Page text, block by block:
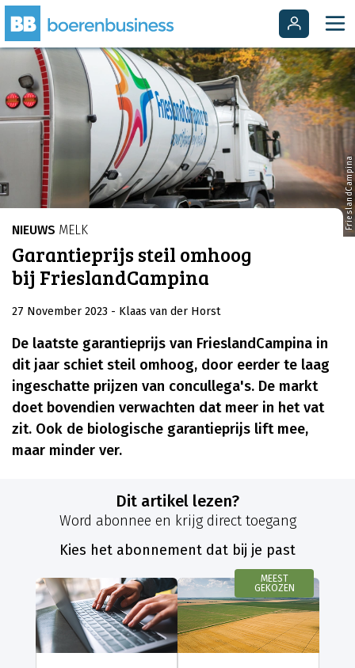
FrieslandCampina
NIEUWS MELK
Garantieprijs steil omhoog
bij FrieslandCampina
27 November 2023 - Klaas van der Horst
De laatste garantieprijs van FrieslandCampina in
dit jaar schiet steil omhoog, door eerder te laag
ingeschatte prijzen van concullega's. De markt
doet bovendien verwachten dat meer in het vat
zit. Ook de biologische garantieprijs lift mee,
maar minder ver.
Dit artikel lezen?
Word abonnee en krijg direct toegang
Kies het abonnement dat bij je past
MEEST
GEKOZEN